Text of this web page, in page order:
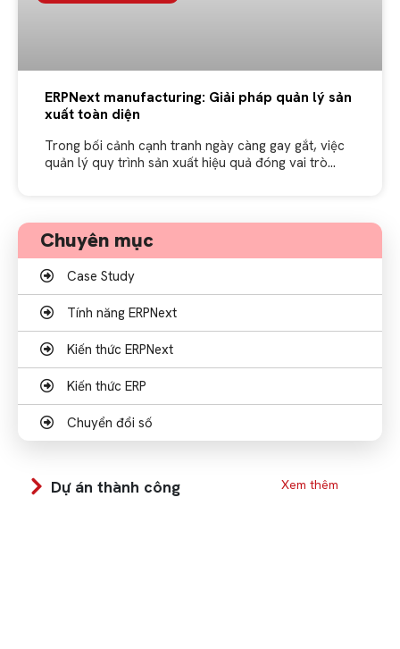
ERPNext manufacturing: Giải pháp quản lý sản
xuất toàn diện
Trong bối cảnh cạnh tranh ngày càng gay gắt, việc
quản lý quy trình sản xuất hiệu quả đóng vai trò
Chuyên mục
Case Study
Tính năng ERPNext
Kiến thức ERPNext
Kiến thức ERP
Chuyển đổi số
Dự án thành công Xem thêm